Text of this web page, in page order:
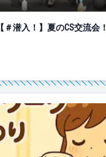
【＃潜入！】夏のCS交流会！